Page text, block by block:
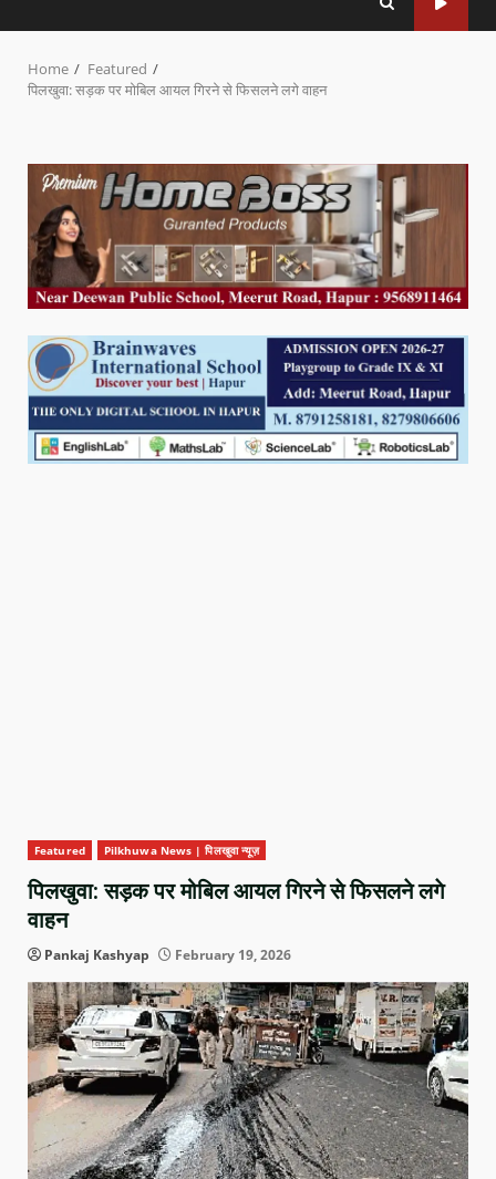
Home
Featured
पिलखुवा: सड़क पर मोबिल आयल गिरने से फिसलने लगे वाहन
Featured Pilkhuwa News | पिलखुवा न्यूज़
पिलखुवा: सड़क पर मोबिल आयल गिरने से फिसलने लगे
वाहन
Pankaj Kashyap February 19, 2026